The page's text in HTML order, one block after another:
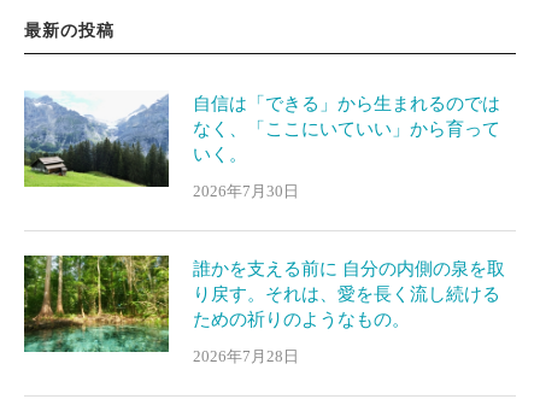
最新の投稿
自信は「できる」から生まれるのでは
なく、「ここにいていい」から育って
いく。
2026年7月30日
誰かを支える前に 自分の内側の泉を取
り戻す。それは、愛を長く流し続ける
ための祈りのようなもの。
2026年7月28日